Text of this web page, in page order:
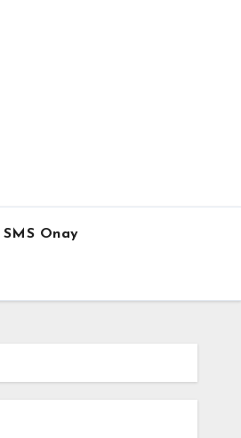
SMS Onay